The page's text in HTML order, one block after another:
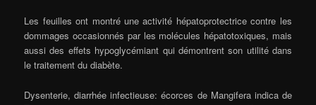
Les feuilles ont montré une activité hépatoprotectrice contre les
dommages occasionnés par les molécules hépatotoxiques, mais
aussi des effets hypoglycémiant qui démontrent son utilité dans
le traitement du diabète.
Dysenterie, diarrhée infectieuse: écorces de Mangifera indica de